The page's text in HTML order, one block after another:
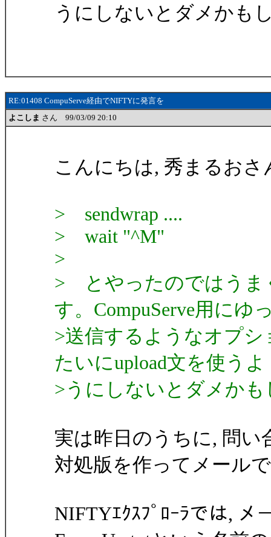
うにしないとダメかも
RE:01408 CompuServe経由でNIFTYに発言を
よこしま さん 99/03/09 20:10
こんにちは, 秀まるおさ
> sendwrap ....
> wait "^M"
>
> とやったのではうま
す。CompuServe用にゆ
>送信するようなオプ
たいにupload文を使うよ
>うにしないとダメか
実は昨日のうちに, 問
対処版を作ってメール
NIFTYｴｸｽﾌﾟﾛｰﾗでは, メ